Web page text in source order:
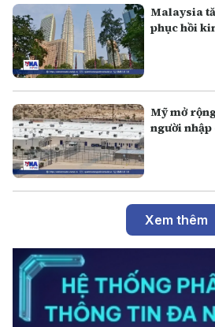
Malaysia
phục hồi
Mỹ mở
người
Xem thêm